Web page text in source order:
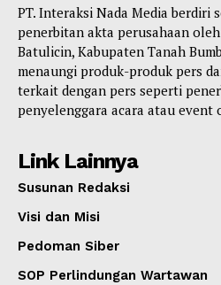
PT. Interaksi Nada Media berdiri
penerbitan akta perusahaan
Batulicin, Kabupaten Tanah
menaungi produk-produk pers
terkait dengan pers seperti
penyelenggara acara atau event
Link Lainnya
Susunan Redaksi
Visi dan Misi
Pedoman Siber
SOP Perlindungan Wartawan